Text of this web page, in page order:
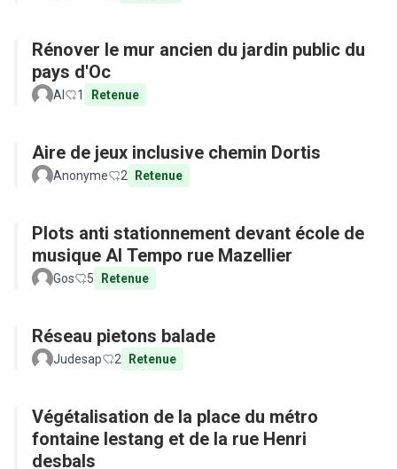
Rénover le mur ancien du jardin public du
pays d'Oc
Al 1 Retenue
Aire de jeux inclusive chemin Dortis
Anonyme 2 Retenue
Plots anti stationnement devant école de
musique Al Tempo rue Mazellier
Gos 5 Retenue
Réseau pietons balade
Judesap 2 Retenue
Végétalisation de la place du métro
fontaine lestang et de la rue Henri
desbals